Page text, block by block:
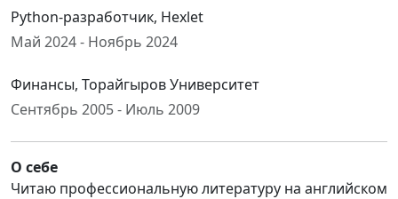
Python-разработчик, Hexlet
Май 2024 - Ноябрь 2024
Финансы, Торайгыров Университет
Сентябрь 2005 - Июль 2009
О себе
Читаю профессиональную литературу на английском